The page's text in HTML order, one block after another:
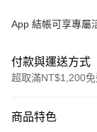
App 結帳可享專屬
付款與運送方式
超取滿NT$1,200免
信用卡一次付款
商品特色